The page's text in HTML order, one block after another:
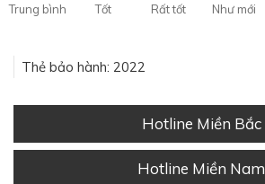
Trung bình Tốt Rất tốt Như mới
Thẻ bảo hành: 2022
Hotline Miền Bắc
Hotline Miền Nam